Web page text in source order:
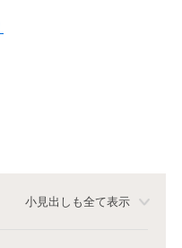
小見出しも全て表示